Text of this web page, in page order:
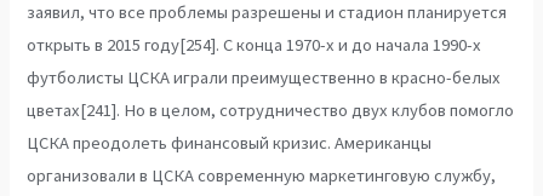
заявил, что все проблемы разрешены и стадион планируется
открыть в 2015 году[254]. С конца 1970-х и до начала 1990-х
футболисты ЦСКА играли преимущественно в красно-белых
цветах[241]. Но в целом, сотрудничество двух клубов помогло
ЦСКА преодолеть финансовый кризис. Американцы
организовали в ЦСКА современную маркетинговую службу,